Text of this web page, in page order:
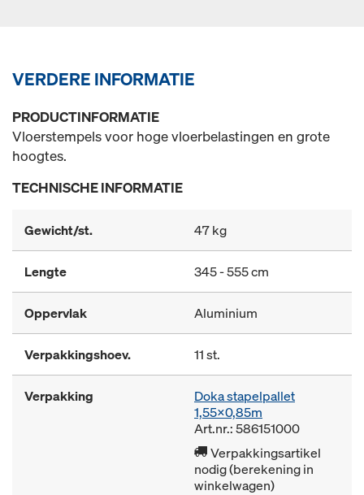
VERDERE INFORMATIE
PRODUCTINFORMATIE
Vloerstempels voor hoge vloerbelastingen en grote
hoogtes.
TECHNISCHE INFORMATIE
Gewicht/st. 47 kg
Lengte 345 - 555 cm
Oppervlak Aluminium
Verpakkingshoev. 11 st.
Verpakking
Doka stapelpallet
1,55x0,85m
Art.nr.: 586151000
Verpakkingsartikel
nodig (berekening in
winkelwagen)